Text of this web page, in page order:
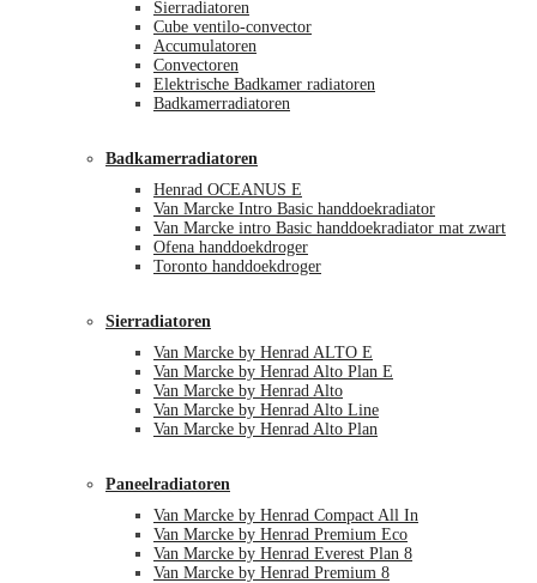
Sierradiatoren
Cube ventilo-convector
Accumulatoren
Convectoren
Elektrische Badkamer radiatoren
Badkamerradiatoren
Badkamerradiatoren
Henrad OCEANUS E
Van Marcke Intro Basic handdoekradiator
Van Marcke intro Basic handdoekradiator mat zwart
Ofena handdoekdroger
Toronto handdoekdroger
Sierradiatoren
Van Marcke by Henrad ALTO E
Van Marcke by Henrad Alto Plan E
Van Marcke by Henrad Alto
Van Marcke by Henrad Alto Line
Van Marcke by Henrad Alto Plan
Paneelradiatoren
Van Marcke by Henrad Compact All In
Van Marcke by Henrad Premium Eco
Van Marcke by Henrad Everest Plan 8
Van Marcke by Henrad Premium 8